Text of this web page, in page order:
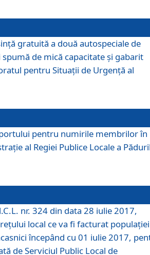
gratuită a două autospeciale de
de mică capacitate și gabarit
pentru Situaţii de Urgenţă al
pentru numirile membrilor în
al Regiei Publice Locale a
nr. 324 din data 28 iulie 2017,
local ce va fi facturat
începând cu 01 iulie 2017,
de Serviciul Public Local de